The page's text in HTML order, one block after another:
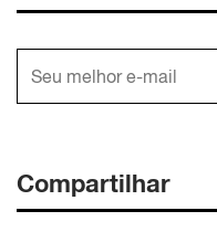
Compartilhar